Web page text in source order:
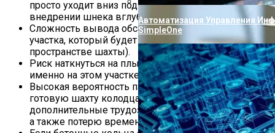
Автоматизация Управления
SimpleOne
просто уходит вниз под своим весом при
внедрении шнека вглубь.
Сложность вывода обсадной трубы наверх (того её
участка, который будет располагаться в пустом
пространстве шахты).
Риск наткнуться на плывун при проведении работ
именно на этом участке.
Высокая вероятность падения инструмента в
готовую шахту колодца. Это повлечет за собой
дополнительные трудозатраты на его извлечение,
а также потерю времени.